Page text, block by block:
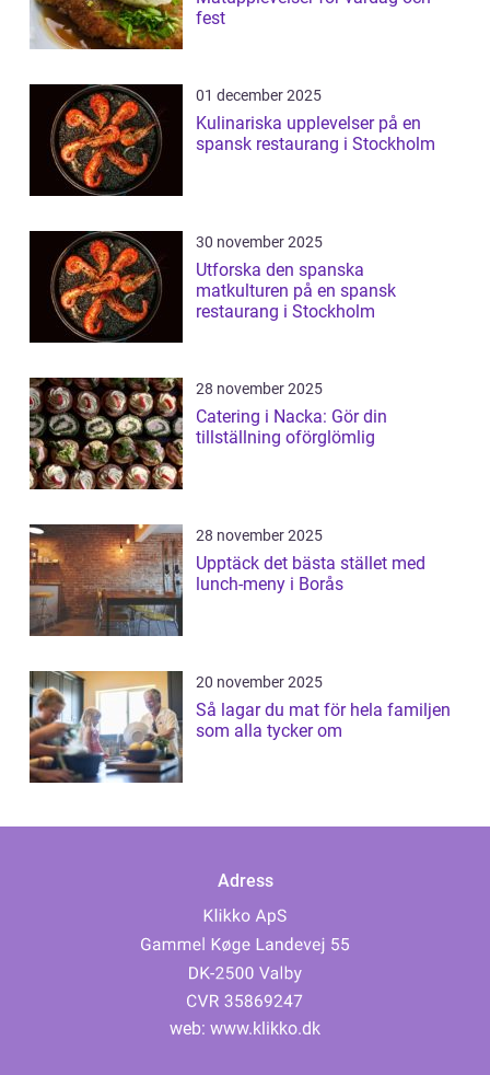
fest
01 december 2025
Kulinariska upplevelser på en
spansk restaurang i Stockholm
30 november 2025
Utforska den spanska
matkulturen på en spansk
restaurang i Stockholm
28 november 2025
Catering i Nacka: Gör din
tillställning oförglömlig
28 november 2025
Upptäck det bästa stället med
lunch-meny i Borås
20 november 2025
Så lagar du mat för hela familjen
som alla tycker om
Adress
web: www.klikko.dk